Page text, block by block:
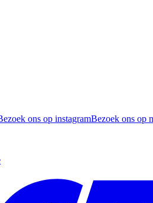
ons op instagramBezoek ons op